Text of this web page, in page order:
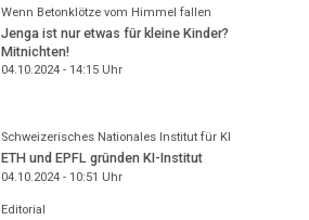
Wenn Betonklötze vom Himmel fallen
Jenga ist nur etwas für kleine Kinder?
Mitnichten!
04.10.2024 - 14:15Uhr
Schweizerisches Nationales Institut für KI
ETH und EPFL gründen KI-Institut
04.10.2024 - 10:51 Uhr
Editorial